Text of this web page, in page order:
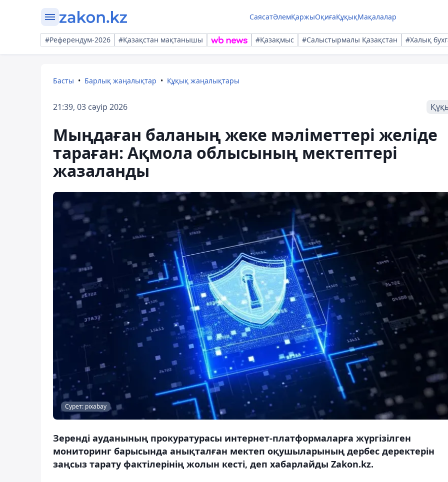
СаясатӘлемҚаржыОқиғаҚұқықМақалалар
#Референдум-2026 #Қазақстан мақтанышы #Қазақмыс #Салыстырмалы Қазақстан #Халық
Басты Барлық жаңалықтар Құқық жаңалықтары
21:39, 03 сәуір 2026
Мыңдаған баланың жеке мәліметтері желіде
тараған: Ақмола облысының мектептері
жазаланды
Сурет: pixabay
Зеренді ауданының прокуратурасы интернет-платформаларға жүргізілген
мониторинг барысында анықталған мектеп оқушыларының дербес деректерін
заңсыз тарату фактілерінің жолын кесті, деп хабарлайды Zakon.kz.